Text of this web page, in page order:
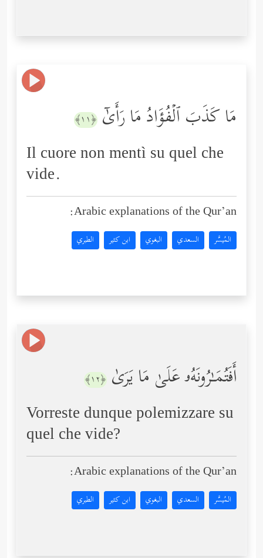
مَا كَذَبَ ٱلۡفُؤَادُ مَا رَأَىٰۤ ﴿١١﴾
Il cuore non mentì su quel che
vide.
Arabic explanations of the Qur’an:
المُيسَّر السعدي البغوي ابن كثير الطبري
أَفَتُمَـٰرُونَهُۥ عَلَىٰ مَا یَرَىٰ ﴿١٢﴾
Vorreste dunque polemizzare su
quel che vide?
Arabic explanations of the Qur’an:
المُيسَّر السعدي البغوي ابن كثير الطبري